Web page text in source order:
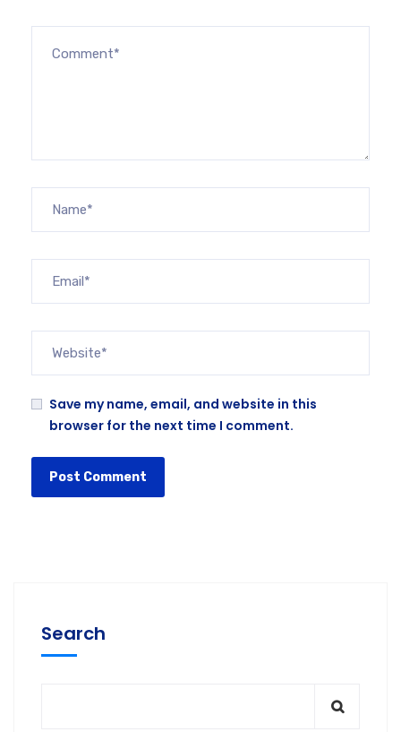
Save my name, email, and website in this
browser for the next time I comment.
Search